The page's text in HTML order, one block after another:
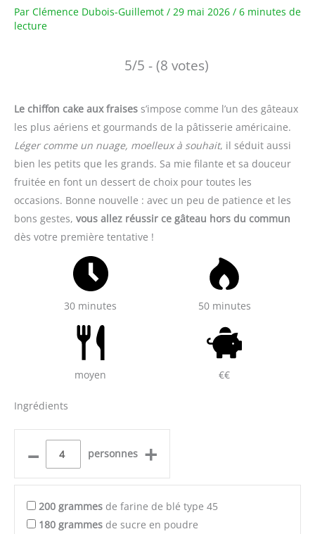
Par Clémence Dubois-Guillemot / 29 mai 2026 / 6 minutes de
lecture
5/5 - (8 votes)
Le chiffon cake aux fraises s’impose comme l’un des gâteaux
les plus aériens et gourmands de la pâtisserie américaine.
Léger comme un nuage, moelleux à souhait, il séduit aussi
bien les petits que les grands. Sa mie filante et sa douceur
fruitée en font un dessert de choix pour toutes les
occasions. Bonne nouvelle : avec un peu de patience et les
bons gestes, vous allez réussir ce gâteau hors du commun
dès votre première tentative !
30 minutes 50 minutes
moyen €€
Ingrédients
– personnes +
200 grammes de farine de blé type 45
180 grammes de sucre en poudre